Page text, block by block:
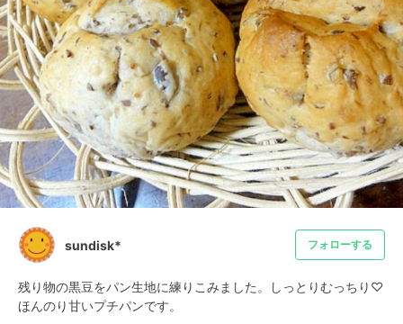
sundisk* フォローする
残り物の黒豆をパン生地に練りこみました。しっとりむっちり♡
ほんのり甘いプチパンです。